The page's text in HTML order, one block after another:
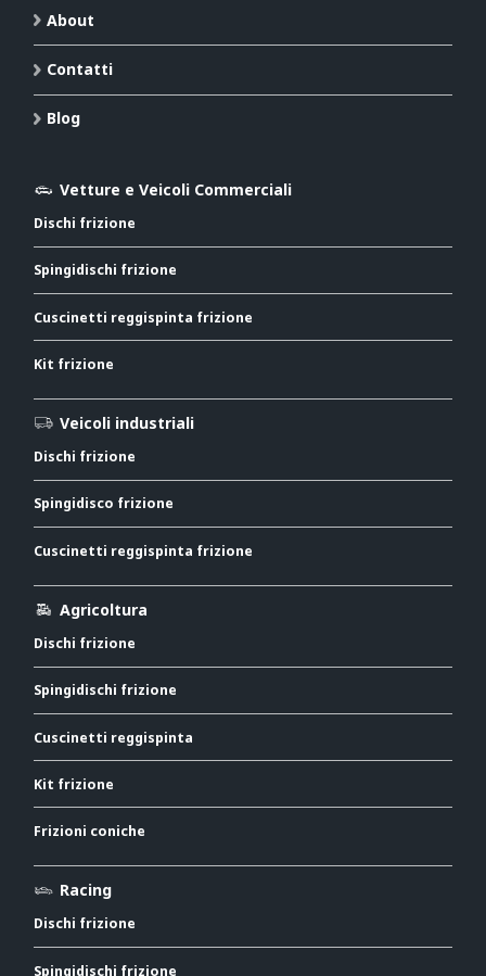
About
Contatti
Blog
Vetture e Veicoli Commerciali
Dischi frizione
Spingidischi frizione
Cuscinetti reggispinta frizione
Kit frizione
Veicoli industriali
Dischi frizione
Spingidisco frizione
Cuscinetti reggispinta frizione
Agricoltura
Dischi frizione
Spingidischi frizione
Cuscinetti reggispinta
Kit frizione
Frizioni coniche
Racing
Dischi frizione
Spingidischi frizione